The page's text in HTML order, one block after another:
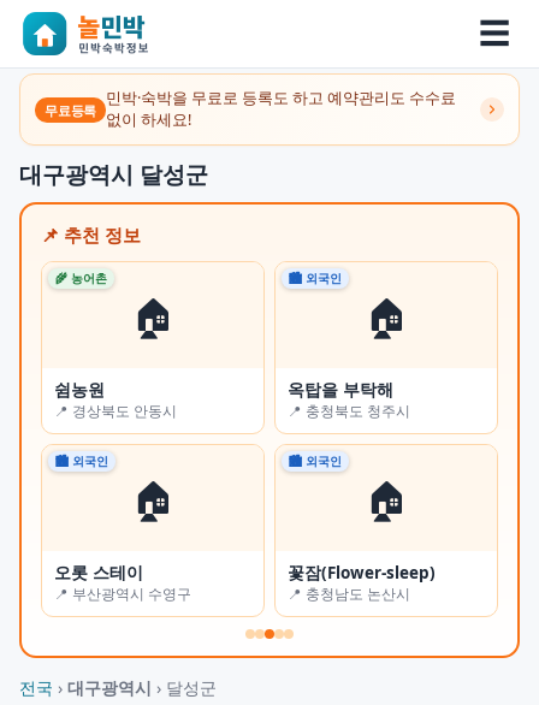
☰
무료등록
민박·숙박을 무료로 등록도 하고 예약관리도 수수료
없이 하세요!
대구광역시 달성군
📌 추천 정보
🏠
🌾 농어촌
쉼농원
📍 경상북도 안동시
🏠
🏙 외국인
옥탑을 부탁해
📍 충청북도 청주시
🏠
🏙 외국인
오롯 스테이
📍 부산광역시 수영구
🏠
🏙 외국인
꽃잠(Flower-sleep)
📍 충청남도 논산시
전국 › 대구광역시 › 달성군